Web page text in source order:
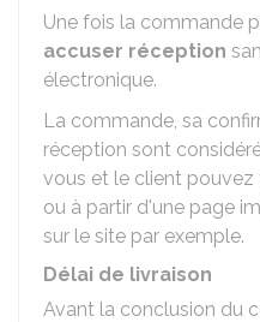
Une fois la commande
accuser réception
électronique.
La commande, sa
réception sont
vous et le client pouvez
ou à partir d'une page
sur le site par exemple.
Délai de livraison
Avant la conclusion du